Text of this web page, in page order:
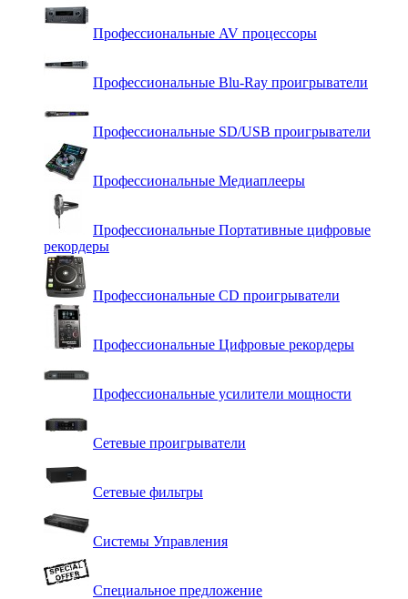
Профессиональные AV процессоры
Профессиональные Blu-Ray проигрыватели
Профессиональные SD/USB проигрыватели
Профессиональные Медиаплееры
Профессиональные Портативные цифровые
рекордеры
Профессиональные СD проигрыватели
Профессиональные Цифровые рекордеры
Профессиональные усилители мощности
Сетевые проигрыватели
Сетевые фильтры
Системы Управления
Специальное предложение